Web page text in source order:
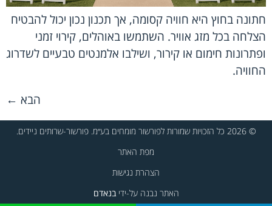
חתונה בחוץ היא חוויה קסומה, אך תכנון נכון יכול להבטיח
הצלחה בכל מזג אוויר. השתמשו באוהלים, קירוי זמני
ופתרונות חימום או קירור, ושילבו אלמנטים טבעיים לשדרוג
החוויה.
הבא ←
© 2026 כל הזכויות שמורות לפורשור מומחים בע״מ. פורשור-שרותים ניידים.
מפת האתר
הצהרת נגישות
האתר נבנה על-ידיבנאדם